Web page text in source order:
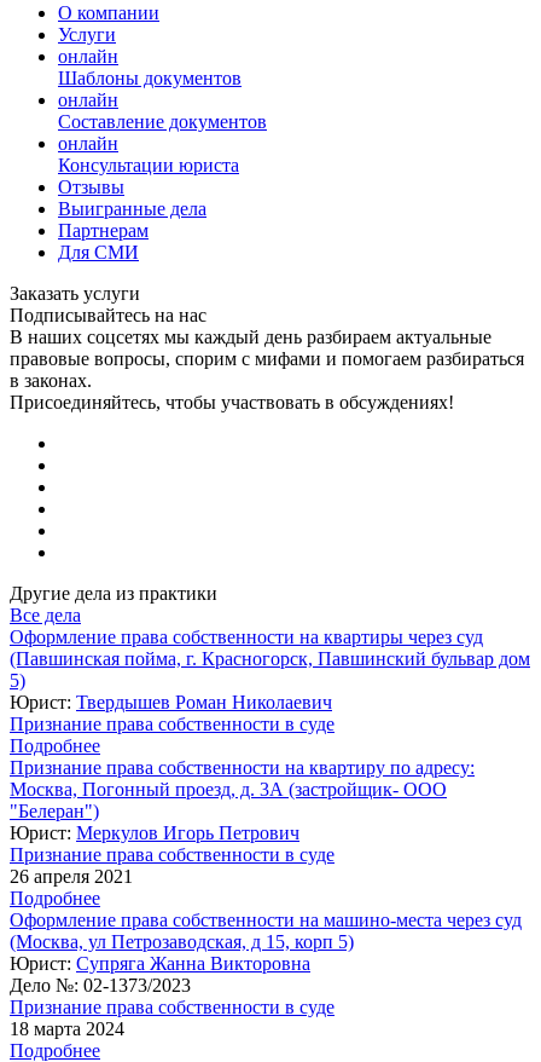
О компании
Услуги
онлайн
Шаблоны документов
онлайн
Составление документов
онлайн
Консультации юриста
Отзывы
Выигранные дела
Партнерам
Для СМИ
Заказать услуги
Подписывайтесь на нас
В наших соцсетях мы каждый день разбираем актуальные
правовые вопросы, спорим с мифами и помогаем разбираться
в законах.
Присоединяйтесь, чтобы участвовать в обсуждениях!
Другие дела из практики
Все дела
Оформление права собственности на квартиры через суд
(Павшинская пойма, г. Красногорск, Павшинский бульвар дом
5)
Юрист: Твердышев Роман Николаевич
Признание права собственности в суде
Подробнее
Признание права собственности на квартиру по адресу:
Москва, Погонный проезд, д. 3А (застройщик- ООО
"Белеран")
Юрист: Меркулов Игорь Петрович
Признание права собственности в суде
26 апреля 2021
Подробнее
Оформление права собственности на машино-места через суд
(Москва, ул Петрозаводская, д 15, корп 5)
Юрист: Супряга Жанна Викторовна
Дело №: 02-1373/2023
Признание права собственности в суде
18 марта 2024
Подробнее